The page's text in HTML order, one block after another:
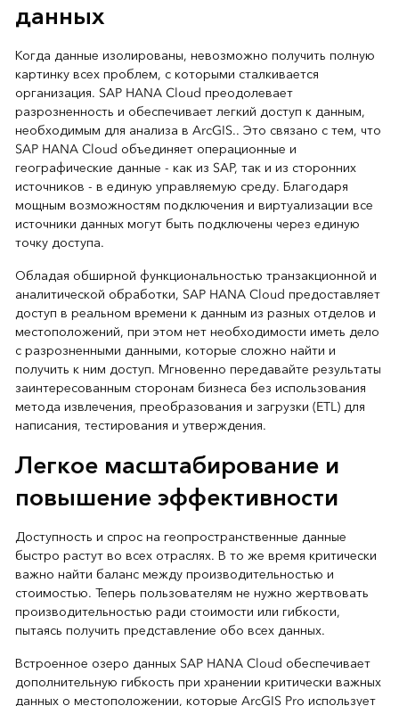
данных
Когда данные изолированы, невозможно получить полную
картинку всех проблем, с которыми сталкивается
организация. SAP HANA Cloud преодолевает
разрозненность и обеспечивает легкий доступ к данным,
необходимым для анализа в ArcGIS.. Это связано с тем, что
SAP HANA Cloud объединяет операционные и
географические данные - как из SAP, так и из сторонних
источников - в единую управляемую среду. Благодаря
мощным возможностям подключения и виртуализации все
источники данных могут быть подключены через единую
точку доступа.
Обладая обширной функциональностью транзакционной и
аналитической обработки, SAP HANA Cloud предоставляет
доступ в реальном времени к данным из разных отделов и
местоположений, при этом нет необходимости иметь дело
с разрозненными данными, которые сложно найти и
получить к ним доступ. Мгновенно передавайте результаты
заинтересованным сторонам бизнеса без использования
метода извлечения, преобразования и загрузки (ETL) для
написания, тестирования и утверждения.
Легкое масштабирование и
повышение эффективности
Доступность и спрос на геопространственные данные
быстро растут во всех отраслях. В то же время критически
важно найти баланс между производительностью и
стоимостью. Теперь пользователям не нужно жертвовать
производительностью ради стоимости или гибкости,
пытаясь получить представление обо всех данных.
Встроенное озеро данных SAP HANA Cloud обеспечивает
дополнительную гибкость при хранении критически важных
данных о местоположении, которые ArcGIS Pro использует